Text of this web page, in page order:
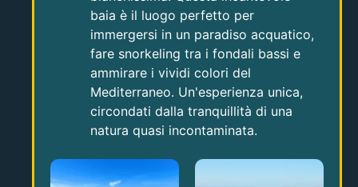
baia è il luogo perfetto per
immergersi in un paradiso acquatico,
fare snorkeling tra i fondali bassi e
ammirare i vividi colori del
Mediterraneo. Un'esperienza unica,
circondati dalla tranquillità di una
natura quasi incontaminata.